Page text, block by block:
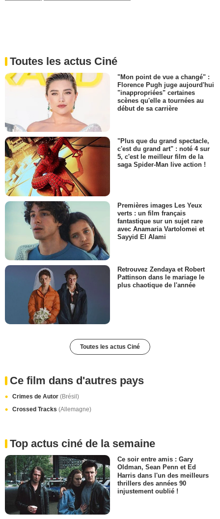
Toutes les actus Ciné
"Mon point de vue a changé" :
Florence Pugh juge aujourd'hui
"inappropriées" certaines
scènes qu'elle a tournées au
début de sa carrière
"Plus que du grand spectacle,
c'est du grand art" : noté 4 sur
5, c'est le meilleur film de la
saga Spider-Man live action !
Premières images Les Yeux
verts : un film français
fantastique sur un sujet rare
avec Anamaria Vartolomei et
Sayyid El Alami
Retrouvez Zendaya et Robert
Pattinson dans le mariage le
plus chaotique de l'année
Toutes les actus Ciné
Ce film dans d'autres pays
Crimes de Autor (Brésil)
Crossed Tracks (Allemagne)
Top actus ciné de la semaine
Ce soir entre amis : Gary
Oldman, Sean Penn et Ed
Harris dans l'un des meilleurs
thrillers des années 90
injustement oublié !